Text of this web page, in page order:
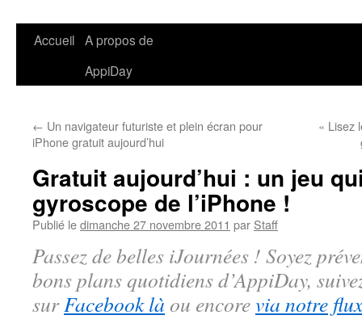
Accueil A propos de
AppiDay
← Un navigateur futuriste et plein écran pour
iPhone gratuit aujourd’hui
« Lisez
Gratuit aujourd’hui : un jeu
gyroscope de l’iPhone !
Publié ledimanche 27 novembre 2011 par Staff
Passez de belles iJournées ! Soyez
bons plans quotidiens d’AppiDay,
surFacebook là ou encorevia notre